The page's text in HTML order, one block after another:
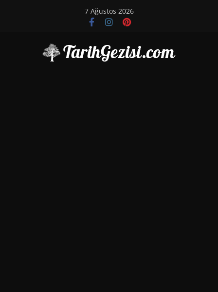
7 Ağustos 2026